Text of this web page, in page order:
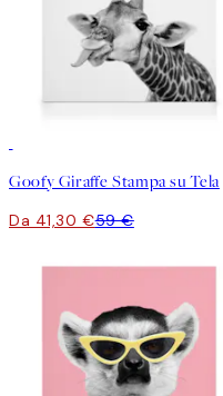
Goofy Giraffe Stampa su Tela
Da 41,30 €59 €